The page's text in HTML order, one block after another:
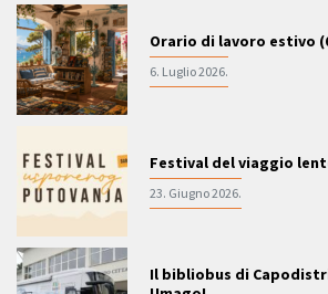
Orario di lavoro estivo
6. Luglio 2026.
Festival del viaggio
23. Giugno 2026.
Il bibliobus di